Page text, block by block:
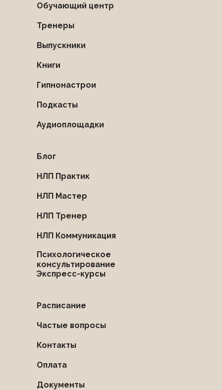
Расписание
Частые вопросы
Контакты
Документы
Оплата
Блог
НЛП Практик
НЛП Мастер
НЛП Тренер
НЛП Коммуникация
Экспресс-курсы
Психологическое
консультирование
Тренеры
Выпускники
Книги
Гипнонастрои
Подкасты
Аудиоплощадки
Обучающий центр